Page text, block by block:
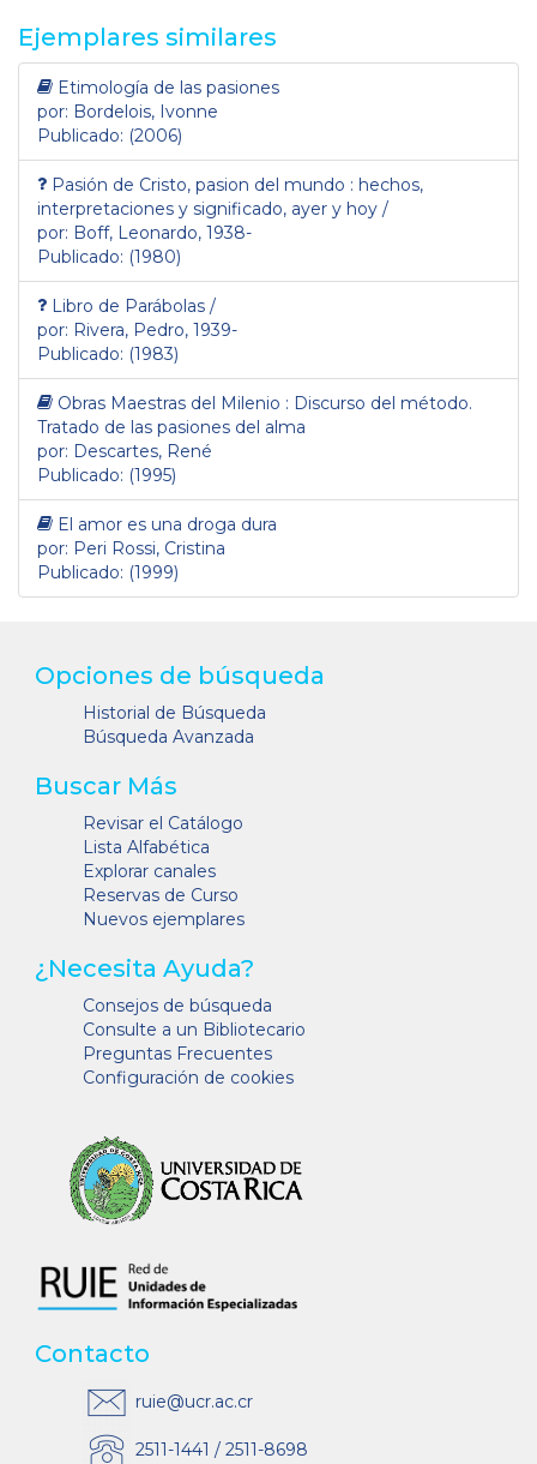
Ejemplares similares
Etimología de las pasiones
por: Bordelois, Ivonne
Publicado: (2006)
Pasión de Cristo, pasion del mundo : hechos,
interpretaciones y significado, ayer y hoy /
por: Boff, Leonardo, 1938-
Publicado: (1980)
Libro de Parábolas /
por: Rivera, Pedro, 1939-
Publicado: (1983)
Obras Maestras del Milenio : Discurso del método.
Tratado de las pasiones del alma
por: Descartes, René
Publicado: (1995)
El amor es una droga dura
por: Peri Rossi, Cristina
Publicado: (1999)
Opciones de búsqueda
Historial de Búsqueda
Búsqueda Avanzada
Buscar Más
Revisar el Catálogo
Lista Alfabética
Explorar canales
Reservas de Curso
Nuevos ejemplares
¿Necesita Ayuda?
Consejos de búsqueda
Consulte a un Bibliotecario
Preguntas Frecuentes
Configuración de cookies
Contacto
ruie@ucr.ac.cr
2511-1441 / 2511-8698